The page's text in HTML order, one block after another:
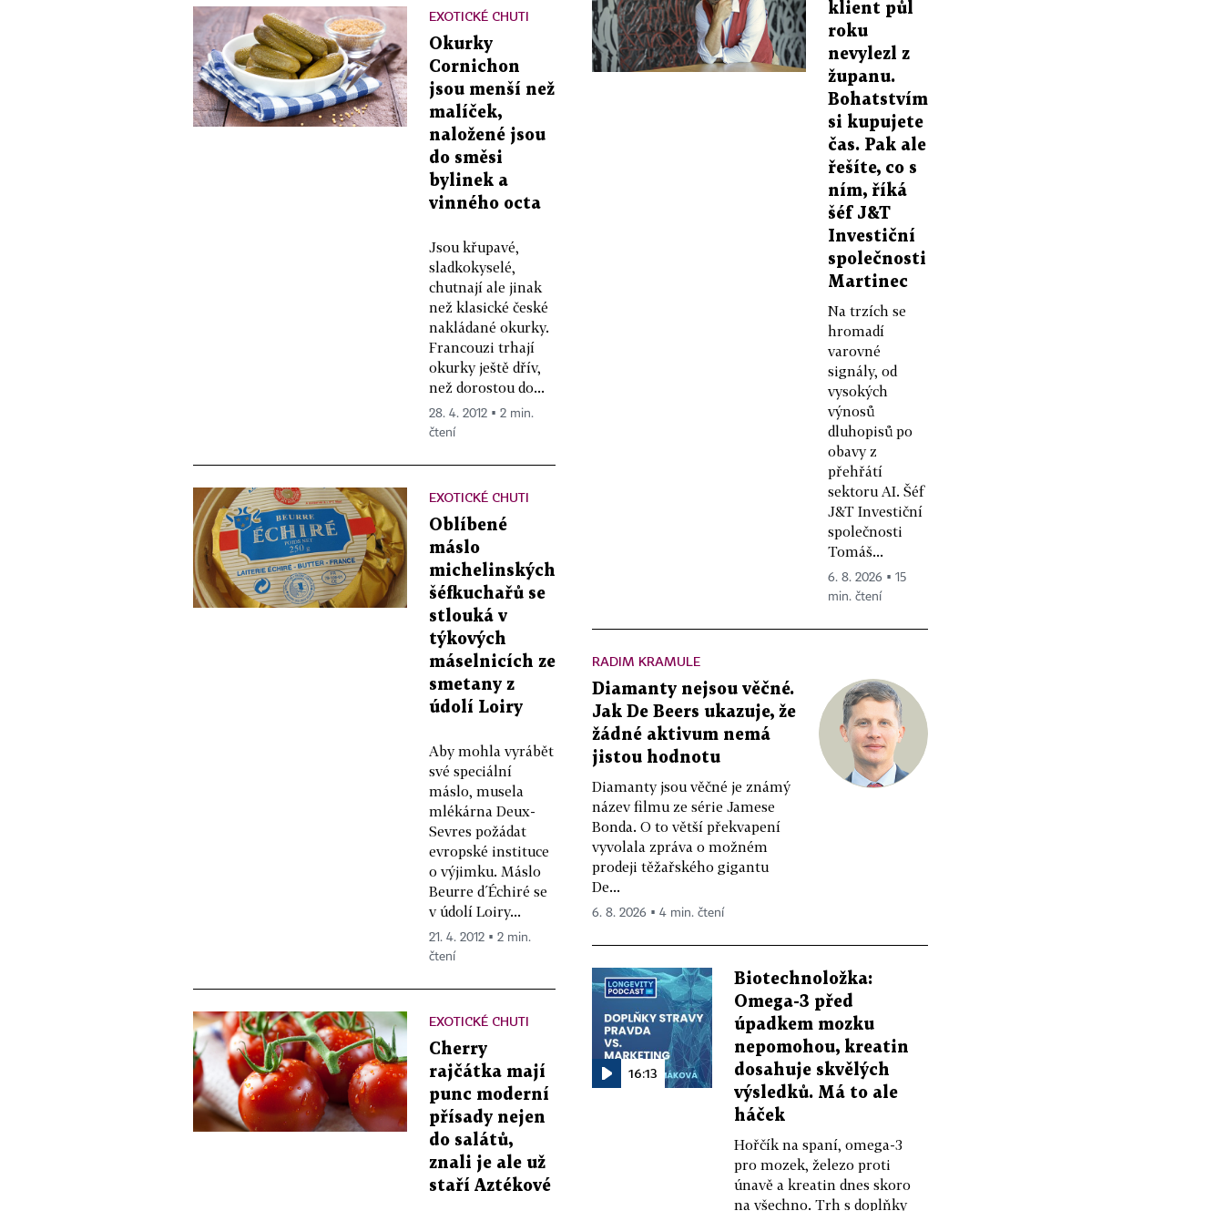
EXOTICKÉ CHUTI
Okurky
Cornichon
jsou menší než
malíček,
naložené jsou
do směsi
bylinek a
vinného octa
Jsou křupavé,
sladkokyselé,
chutnají ale jinak
než klasické české
nakládané okurky.
Francouzi trhají
okurky ještě dřív,
než dorostou do...
28. 4. 2012 ▪ 2 min.
čtení
EXOTICKÉ CHUTI
Oblíbené
máslo
michelinských
šéfkuchařů se
stlouká v
týkových
máselnicích ze
smetany z
údolí Loiry
Aby mohla vyrábět
své speciální
máslo, musela
mlékárna Deux-
Sevres požádat
evropské instituce
o výjimku. Máslo
Beurre d´Échiré se
v údolí Loiry...
21. 4. 2012 ▪ 2 min.
čtení
EXOTICKÉ CHUTI
Cherry
rajčátka mají
punc moderní
přísady nejen
do salátů,
znali je ale už
staří Aztékové
klient půl
roku
nevylezl z
županu.
Bohatstvím
si kupujete
čas. Pak ale
řešíte, co s
ním, říká
šéf J&T
Investiční
společnosti
Martinec
Na trzích se
hromadí
varovné
signály, od
vysokých
výnosů
dluhopisů po
obavy z
přehřátí
sektoru AI. Šéf
J&T Investiční
společnosti
Tomáš...
6. 8. 2026 ▪ 15
min. čtení
RADIM KRAMULE
Diamanty nejsou věčné.
Jak De Beers ukazuje, že
žádné aktivum nemá
jistou hodnotu
Diamanty jsou věčné je známý
název filmu ze série Jamese
Bonda. O to větší překvapení
vyvolala zpráva o možném
prodeji těžařského gigantu
De...
6. 8. 2026 ▪ 4 min. čtení
16:13
Biotechnoložka:
Omega-3 před
úpadkem mozku
nepomohou, kreatin
dosahuje skvělých
výsledků. Má to ale
háček
Hořčík na spaní, omega-3
pro mozek, železo proti
únavě a kreatin dnes skoro
na všechno. Trh s doplňky